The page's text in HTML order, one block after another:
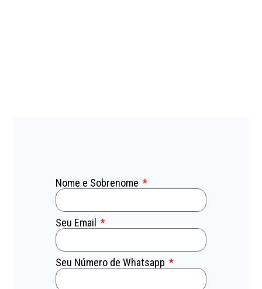
Nome e Sobrenome
Seu Email
Seu Número de Whatsapp